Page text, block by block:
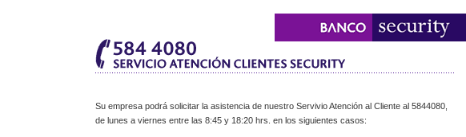
Su empresa podrá solicitar la asistencia de nuestro Servivio Atención al Cliente al 5844080,
de lunes a viernes entre las 8:45 y 18:20 hrs. en los siguientes casos: